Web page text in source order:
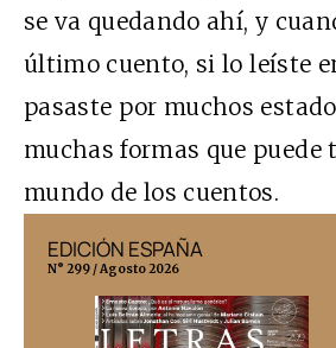
se va quedando ahí, y
último cuento, si lo leíste
pasaste por muchos
muchas formas que puede
mundo de los cuentos.
EDICIÓN ESPAÑA
N° 299 / Agosto 2026